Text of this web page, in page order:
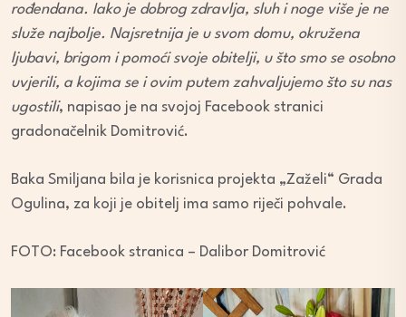
rođendana. Iako je dobrog zdravlja, sluh i noge više je ne
služe najbolje. Najsretnija je u svom domu, okružena
ljubavi, brigom i pomoći svoje obitelji, u što smo se osobno
uvjerili, a kojima se i ovim putem zahvaljujemo što su nas
ugostili, napisao je na svojoj Facebook stranici
gradonačelnik Domitrović.
Baka Smiljana bila je korisnica projekta „Zaželi“ Grada
Ogulina, za koji je obitelj ima samo riječi pohvale.
FOTO: Facebook stranica – Dalibor Domitrović